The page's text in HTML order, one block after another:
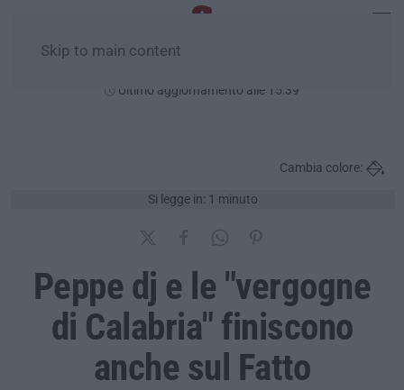
Skip to main content
Ultimo aggiornamento alle 15:39
Si legge in: 1 minuto
Cambia colore:
Peppe dj e le "vergogne
di Calabria" finiscono
anche sul Fatto